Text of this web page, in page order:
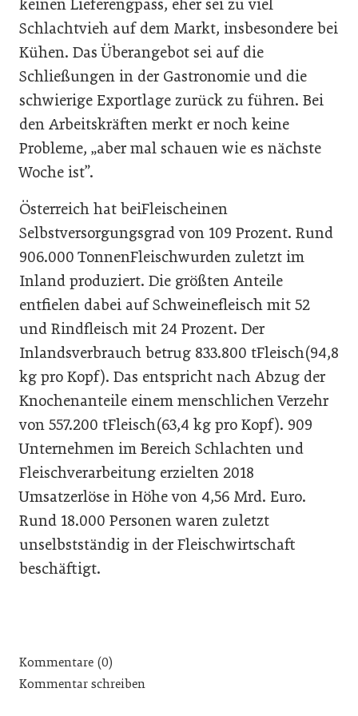
keinen Lieferengpass, eher sei zu viel
Schlachtvieh auf dem Markt, insbesondere bei
Kühen. Das Überangebot sei auf die
Schließungen in der Gastronomie und die
schwierige Exportlage zurück zu führen. Bei
den Arbeitskräften merkt er noch keine
Probleme, „aber mal schauen wie es nächste
Woche ist”.
Österreich hat beiFleischeinen
Selbstversorgungsgrad von 109 Prozent. Rund
906.000 TonnenFleischwurden zuletzt im
Inland produziert. Die größten Anteile
entfielen dabei auf Schweinefleisch mit 52
und Rindfleisch mit 24 Prozent. Der
Inlandsverbrauch betrug 833.800 tFleisch(94,8
kg pro Kopf). Das entspricht nach Abzug der
Knochenanteile einem menschlichen Verzehr
von 557.200 tFleisch(63,4 kg pro Kopf). 909
Unternehmen im Bereich Schlachten und
Fleischverarbeitung erzielten 2018
Umsatzerlöse in Höhe von 4,56 Mrd. Euro.
Rund 18.000 Personen waren zuletzt
unselbstständig in der Fleischwirtschaft
beschäftigt.
Kommentare (0)
Kommentar schreiben